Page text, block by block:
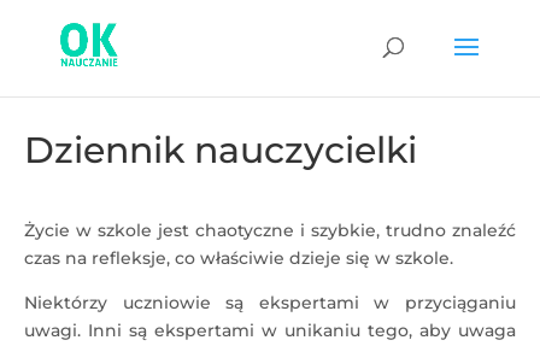
Dziennik nauczycielki
Życie w szkole jest chaotyczne i szybkie, trudno znaleźć
czas na refleksje, co właściwie dzieje się w szkole.
Niektórzy uczniowie są ekspertami w przyciąganiu
uwagi. Inni są ekspertami w unikaniu tego, aby uwaga